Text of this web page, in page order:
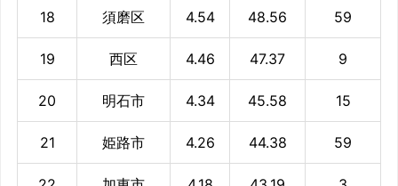
18 須磨区 4.54 48.56 59
19 西区 4.46 47.37 9
20 明石市 4.34 45.58 15
21 姫路市 4.26 44.38 59